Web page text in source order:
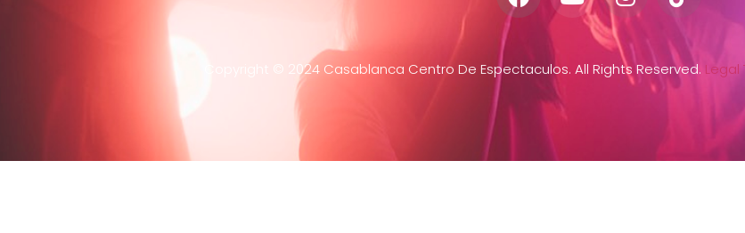
Copyright © 2024 Casablanca Centro De Espectaculos. All Rights Reserved. Legal